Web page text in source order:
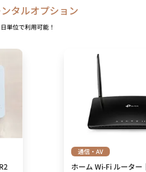
タルオプション
単位で利用可能！
通信・AV
ホーム Wi-Fi ルータ